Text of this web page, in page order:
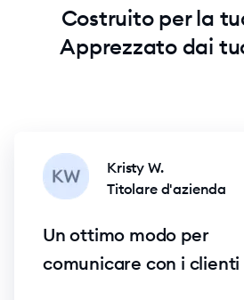
Costruito per la
Apprezzato dai
Kristy W.
Titolare d'azienda
Un ottimo modo per
comunicare con i clienti